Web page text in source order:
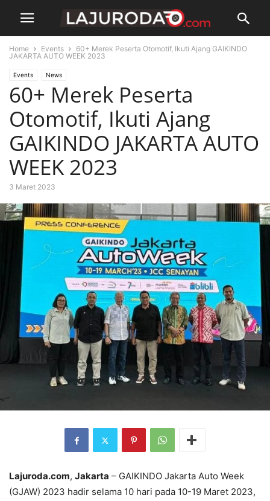
Home Events
60+ Merek Peserta Otomotif, Ikuti Ajang GAIKINDO
JAKARTA AUTO WEEK 2023
Events News
60+ Merek Peserta
Otomotif, Ikuti Ajang
GAIKINDO JAKARTA AUTO
WEEK 2023
3 Maret 2023
Lajuroda.com, Jakarta – GAIKINDO Jakarta Auto Week
(GJAW) 2023 hadir selama 10 hari pada 10-19 Maret 2023,